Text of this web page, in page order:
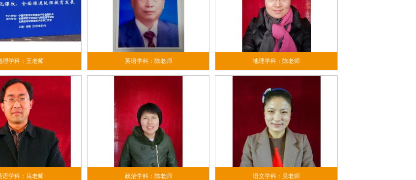
理学科：王老师 英语学科：陈老师 地理学科：陈老师
语学科：马老师 政治学科：陈老师 语文学科：吴老师